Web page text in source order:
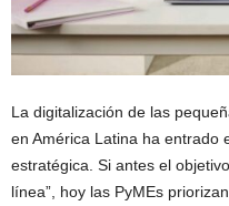
La digitalización de las
en América Latina ha entrado
estratégica. Si antes el
línea”, hoy las PyMEs